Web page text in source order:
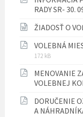
RADY SR- 30.
ŽIADOSŤ O
VOLEBNÁ
172 kB
MENOVANIE
VOLEBNEJ
DORUČENIE
A